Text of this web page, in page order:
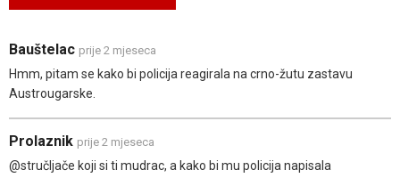
Bauštelac prije 2 mjeseca
Hmm, pitam se kako bi policija reagirala na crno-žutu zastavu
Austrougarske.
Prolaznik prije 2 mjeseca
@stručljače koji si ti mudrac, a kako bi mu policija napisala